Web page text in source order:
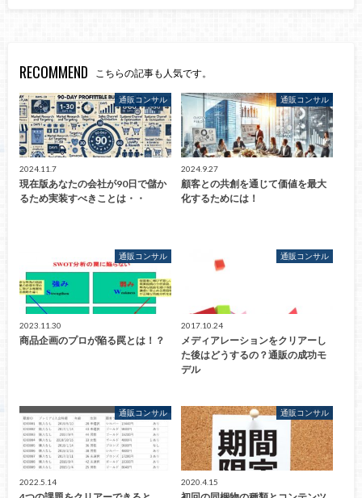
RECOMMEND こちらの記事も人気です。
通販コンサル
2024.11.7
現在版あなたの会社が90日で儲か
るため実装すべきことは・・
通販コンサル
2024.9.27
顧客との共創を通じて価値を最大
化するためには！
通販コンサル
2023.11.30
商品企画のプロが陥る罠とは！？
通販コンサル
2017.10.24
メディアレーションをクリアーし
た後はどうするの？通販の成功モ
デル
通販コンサル
2022.5.14
通販コンサル
2020.4.15